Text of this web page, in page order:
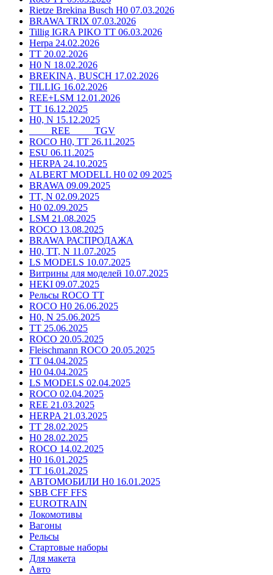
Rietze Brekina Busch H0 07.03.2026
BRAWA TRIX 07.03.2026
Tillig IGRA PIKO TT 06.03.2026
Herpa 24.02.2026
TT 20.02.2026
H0 N 18.02.2026
BREKINA, BUSCH 17.02.2026
TILLIG 16.02.2026
REE+LSM 12.01.2026
TT 16.12.2025
H0, N 15.12.2025
____ REE ____ TGV
ROCO H0, TT 26.11.2025
ESU 06.11.2025
HERPA 24.10.2025
ALBERT MODELL H0 02 09 2025
BRAWA 09.09.2025
TT, N 02.09.2025
H0 02.09.2025
LSM 21.08.2025
ROCO 13.08.2025
BRAWA РАСПРОДАЖА
H0, TT, N 11.07.2025
LS MODELS 10.07.2025
Витрины для моделей 10.07.2025
HEKI 09.07.2025
Рельсы ROCO TT
ROCO H0 26.06.2025
H0, N 25.06.2025
TT 25.06.2025
ROCO 20.05.2025
Fleischmann ROCO 20.05.2025
TT 04.04.2025
H0 04.04.2025
LS MODELS 02.04.2025
ROCO 02.04.2025
REE 21.03.2025
HERPA 21.03.2025
TT 28.02.2025
H0 28.02.2025
ROCO 14.02.2025
H0 16.01.2025
TT 16.01.2025
АВТОМОБИЛИ H0 16.01.2025
SBB CFF FFS
EUROTRAIN
Локомотивы
Вагоны
Рельсы
Стартовые наборы
Для макета
Авто